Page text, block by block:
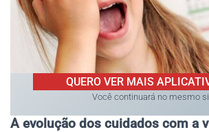
QUERO VER MAIS
Você continuará no mesmo
A evolução dos cuidados com a